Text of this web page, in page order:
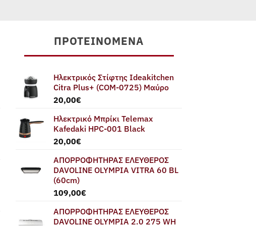
ΠΡΟΤΕΙΝΌΜΕΝΑ
Ηλεκτρικός Στίφτης Ideakitchen
Citra Plus+ (COM-0725) Μαύρο
20,00€
Ηλεκτρικό Μπρίκι Telemax
Kafedaki HPC-001 Black
20,00€
ΑΠΟΡΡΟΦΗΤΗΡΑΣ ΕΛΕΥΘΕΡΟΣ
DAVOLINE OLYMPIA VITRA 60 BL
(60cm)
109,00€
ΑΠΟΡΡΟΦΗΤΗΡΑΣ ΕΛΕΥΘΕΡΟΣ
DAVOLINE OLYMPIA 2.0 275 WH